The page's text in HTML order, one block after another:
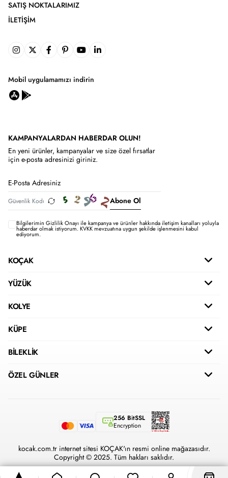
SATIŞ NOKTALARIMIZ
İLETIŞIM
Mobil uygulamamızı indirin
KAMPANYALARDAN HABERDAR OLUN!
En yeni ürünler, kampanyalar ve size özel fırsatlar
için e-posta adresinizi giriniz.
Abone Ol
Bilgilerimin Gizlilik Onayı ile kampanya ve ürünler hakkında iletişim kanalları yoluyla
haberdar olmak istiyorum.KVKK mevzuatına uygun şekilde işlenmesini kabul
ediyorum.
KOÇAK
YÜZÜK
KOLYE
KÜPE
BİLEKLİK
ÖZEL GÜNLER
256 BitSSL
Encryption
kocak.com.tr internet sitesi KOÇAK'ın resmi online mağazasıdır.
Copyright © 2025. Tüm hakları saklıdır.